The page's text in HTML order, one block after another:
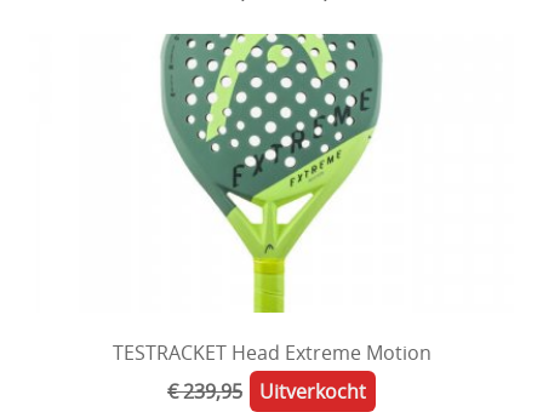
TESTRACKET Head Extreme Motion
€ 239,95
Uitverkocht